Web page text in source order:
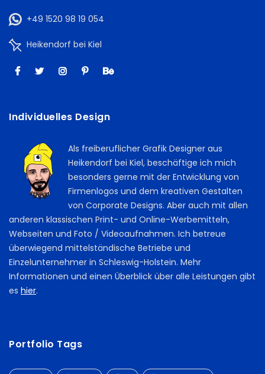
+49 1520 98 19 054
Heikendorf bei Kiel
Individuelles Design
Als freiberuflicher Grafik Designer aus
Heikendorf bei Kiel, beschäftige ich mich
besonders gerne mit der Entwicklung von
Firmenlogos und dem kreativen Gestalten
von Corporate Designs. Aber auch mit allen
anderen klassischen Print- und Online-Werbemitteln,
Webseiten und Foto / Videoaufnahmen. Ich betreue
überwiegend mittelständische Betriebe und
Einzelunternehmer in Schleswig-Holstein. Mehr
Informationen und einen Überblick über alle Leistungen gibt
es hier.
Portfolio Tags